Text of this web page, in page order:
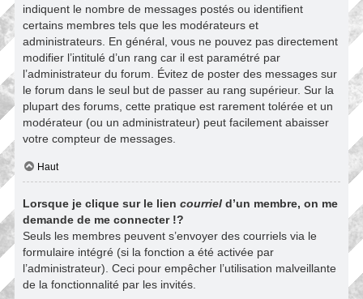
indiquent le nombre de messages postés ou identifient
certains membres tels que les modérateurs et
administrateurs. En général, vous ne pouvez pas directement
modifier l’intitulé d’un rang car il est paramétré par
l’administrateur du forum. Évitez de poster des messages sur
le forum dans le seul but de passer au rang supérieur. Sur la
plupart des forums, cette pratique est rarement tolérée et un
modérateur (ou un administrateur) peut facilement abaisser
votre compteur de messages.
Haut
Lorsque je clique sur le lien courriel d’un membre, on me
demande de me connecter !?
Seuls les membres peuvent s’envoyer des courriels via le
formulaire intégré (si la fonction a été activée par
l’administrateur). Ceci pour empêcher l’utilisation malveillante
de la fonctionnalité par les invités.